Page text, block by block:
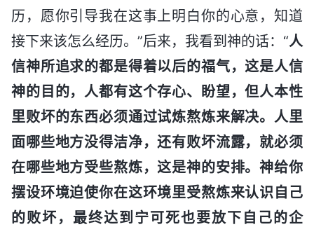
历，愿你引导我在这事上明白你的心意，知道
接下来该怎么经历。”后来，我看到神的话：“人
信神所追求的都是得着以后的福气，这是人信
神的目的，人都有这个存心、盼望，但人本性
里败坏的东西必须通过试炼熬炼来解决。人里
面哪些地方没得洁净，还有败坏流露，就必须
在哪些地方受些熬炼，这是神的安排。神给你
摆设环境迫使你在这环境里受熬炼来认识自己
的败坏，最终达到宁可死也要放下自己的企